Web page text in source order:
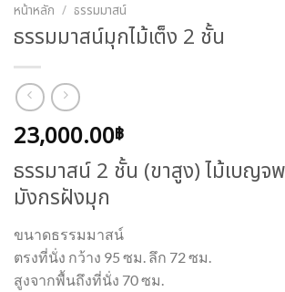
หน้าหลัก / ธรรมมาสน์
ธรรมมาสน์มุกไม้เต็ง 2 ชั้น
23,000.00฿
ธรรมาสน์ 2 ชั้น (ขาสูง) ไม้เบญจ
มังกรฝังมุก
ขนาดธรรมมาสน์
ตรงที่นั่ง กว้าง 95 ซม. ลึก 72 ซม.
สูงจากพื้นถึงที่นั่ง 70 ซม.